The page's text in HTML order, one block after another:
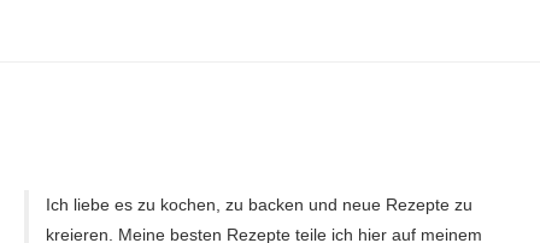
Ich liebe es zu kochen, zu backen und neue Rezepte zu
kreieren. Meine besten Rezepte teile ich hier auf meinem